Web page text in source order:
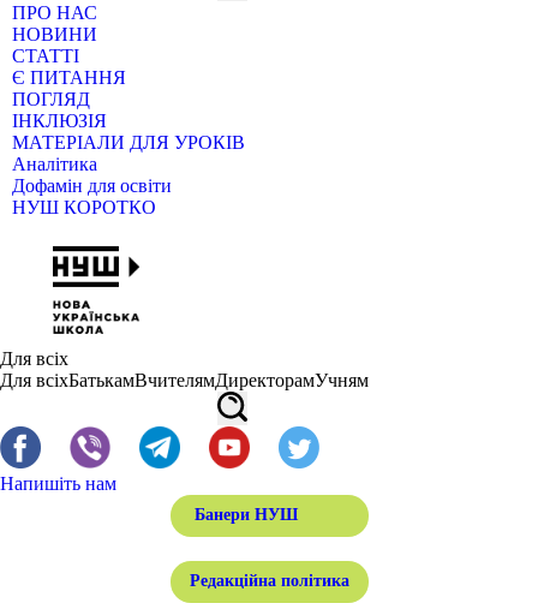
ПРО НАС
НОВИНИ
СТАТТІ
Є ПИТАННЯ
ПОГЛЯД
ІНКЛЮЗІЯ
МАТЕРІАЛИ ДЛЯ УРОКІВ
Аналітика
Дофамін для освіти
НУШ КОРОТКО
Для всіх
Для всіхБатькамВчителямДиректорамУчням
Напишіть нам
Банери НУШ
Редакційна політика